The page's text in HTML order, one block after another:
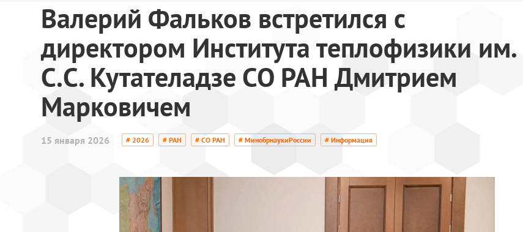
Валерий Фальков встретился с
директором Института теплофизики им.
С.С. Кутателадзе СО РАН Дмитрием
Марковичем
15 января 2026 # 2026 # РАН # СО РАН # МинобрнаукиРоссии # Информация